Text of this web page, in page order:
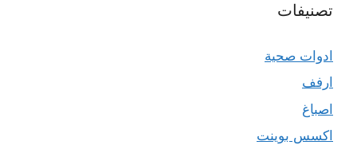
تصنيفات
ادوات صحية
ارفف
اصباغ
اكسس بوينت